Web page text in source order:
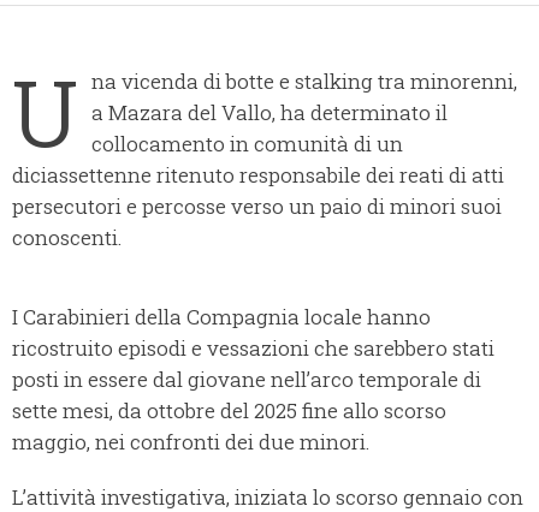
U na vicenda di botte e stalking tra minorenni,
a Mazara del Vallo, ha determinato il
collocamento in comunità di un
diciassettenne ritenuto responsabile dei reati di atti
persecutori e percosse verso un paio di minori suoi
conoscenti.
I Carabinieri della Compagnia locale hanno
ricostruito episodi e vessazioni che sarebbero stati
posti in essere dal giovane nell’arco temporale di
sette mesi, da ottobre del 2025 fine allo scorso
maggio, nei confronti dei due minori.
L’attività investigativa, iniziata lo scorso gennaio con